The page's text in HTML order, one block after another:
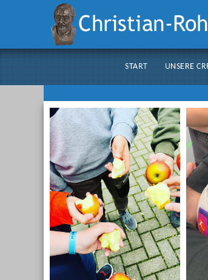
START UNSERE
Suchen
...